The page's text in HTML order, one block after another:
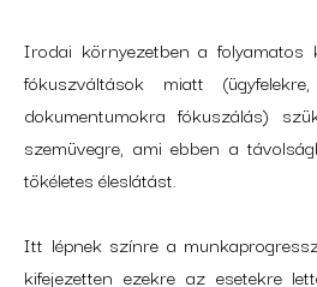
Irodai környezetben a folyamatos
fókuszváltások miatt
dokumentumokra fókuszálás)
szemüvegre, ami ebben a
tökéletes éleslátást.
Itt lépnek színre a
kifejezetten ezekre az esetekre